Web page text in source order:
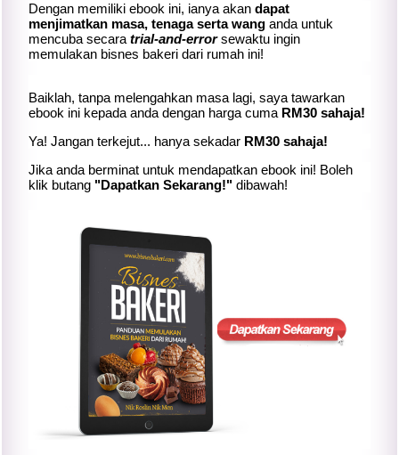
Dengan memiliki ebook ini, ianya akan dapat
menjimatkan masa, tenaga serta wang anda untuk
mencuba secara trial-and-errorsewaktu ingin
memulakan bisnes bakeri dari rumah ini!
Baiklah, tanpa melengahkan masa lagi, saya tawarkan
ebook ini kepada anda dengan harga cuma RM30 sahaja!
Ya! Jangan terkejut... hanya sekadar RM30 sahaja!
Jika anda berminat untuk mendapatkan ebook ini! Boleh
klik butang "Dapatkan Sekarang!" dibawah!